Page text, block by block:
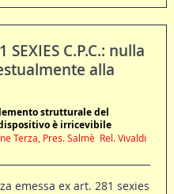
SEXIES C.P.C.: nulla
alla
strutturale del
è irricevibile
Terza, Pres. Salmè  Rel. Vivaldi
emessa ex art. 281 sexies